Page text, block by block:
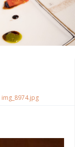
img_8974.jpg